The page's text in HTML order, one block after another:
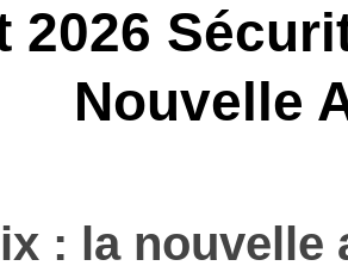
2026
Nouvelle
: la nouvelle